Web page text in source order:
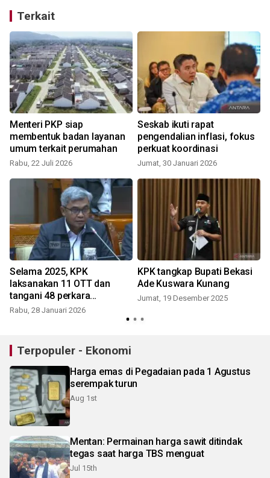
Terkait
Menteri PKP siap
membentuk badan layanan
umum terkait perumahan
Rabu, 22 Juli 2026
Seskab ikuti rapat
pengendalian inflasi, fokus
perkuat koordinasi
Jumat, 30 Januari 2026
Selama 2025, KPK
laksanakan 11 OTT dan
tangani 48 perkara
gratifikasi
Rabu, 28 Januari 2026
KPK tangkap Bupati Bekasi
Ade Kuswara Kunang
Jumat, 19 Desember 2025
Terpopuler - Ekonomi
Harga emas di Pegadaian pada 1 Agustus
serempak turun
Aug 1st
Mentan: Permainan harga sawit ditindak
tegas saat harga TBS menguat
Jul 15th